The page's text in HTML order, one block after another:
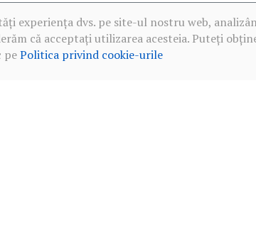
experiența dvs. pe site-ul nostru web,
că acceptați utilizarea acesteia. Puteți
pePolitica privind cookie-urile